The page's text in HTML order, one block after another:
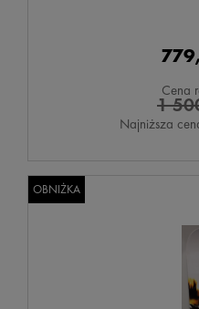
Cena
1
Najniższa
OBNIŻKA